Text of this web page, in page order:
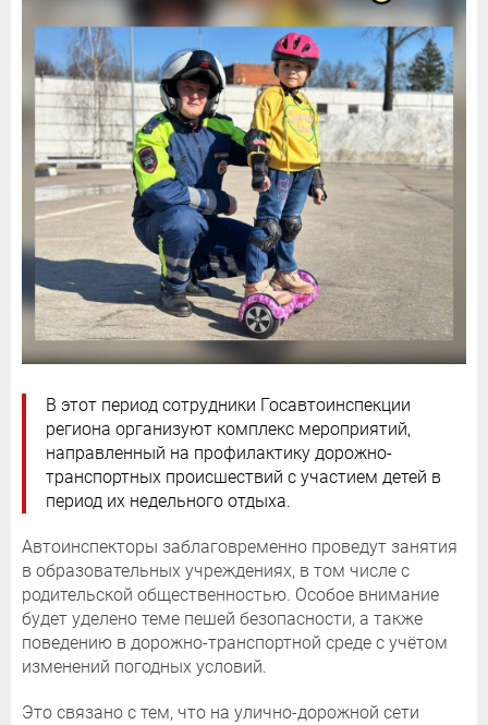
В этот период сотрудники Госавтоинспекции
региона организуют комплекс мероприятий,
направленный на профилактику дорожно-
транспортных происшествий с участием детей в
период их недельного отдыха.
Автоинспекторы заблаговременно проведут занятия
в образовательных учреждениях, в том числе с
родительской общественностью. Особое внимание
будет уделено теме пешей безопасности, а также
поведению в дорожно-транспортной среде с учётом
изменений погодных условий.
Это связано с тем, что на улично-дорожной сети